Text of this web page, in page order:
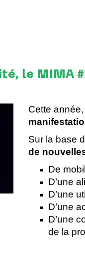
le MIMA
Cette
Sur la base
de
De
D’une
D’une
D’une
D’une
de la